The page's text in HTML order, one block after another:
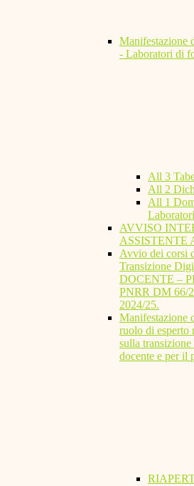
Manifestazione
- Laboratori di
All 3
All 2
All 1
Laboratori
AVVISO
ASSISTENTE
Avvio dei corsi
Transizione
DOCENTE –
PNRR DM 66/
2024/25.
Manifestazione
ruolo di esperto
sulla
docente e per il